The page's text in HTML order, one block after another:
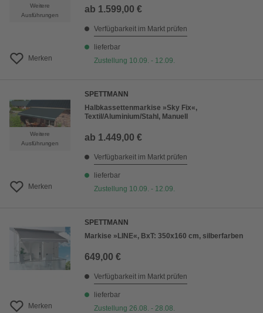
Weitere
Ausführungen
Merken
ab 1.599,00 €
Verfügbarkeit im Markt prüfen
lieferbar
Zustellung 10.09. - 12.09.
Weitere
Ausführungen
Merken
SPETTMANN
Halbkassettenmarkise »Sky Fix«,
Textil/Aluminium/Stahl, Manuell
ab 1.449,00 €
Verfügbarkeit im Markt prüfen
lieferbar
Zustellung 10.09. - 12.09.
Merken
SPETTMANN
Markise »LINE«, BxT: 350x160 cm, silberfarben
649,00 €
Verfügbarkeit im Markt prüfen
lieferbar
Zustellung 26.08. - 28.08.